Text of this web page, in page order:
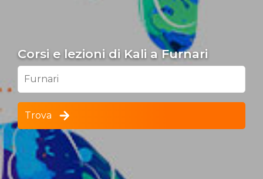
Corsi e lezioni di Kali a Furnari
Furnari
Trova